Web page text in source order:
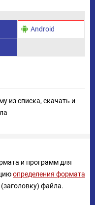
Android
из списка, скачать и
и программ для
определения формата
файла.